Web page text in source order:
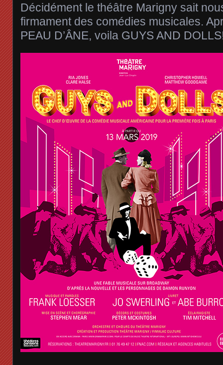
Décidément le théâtre Marigny sait
firmament des comédies musicales.
PEAU D’ÂNE, voila GUYS AND